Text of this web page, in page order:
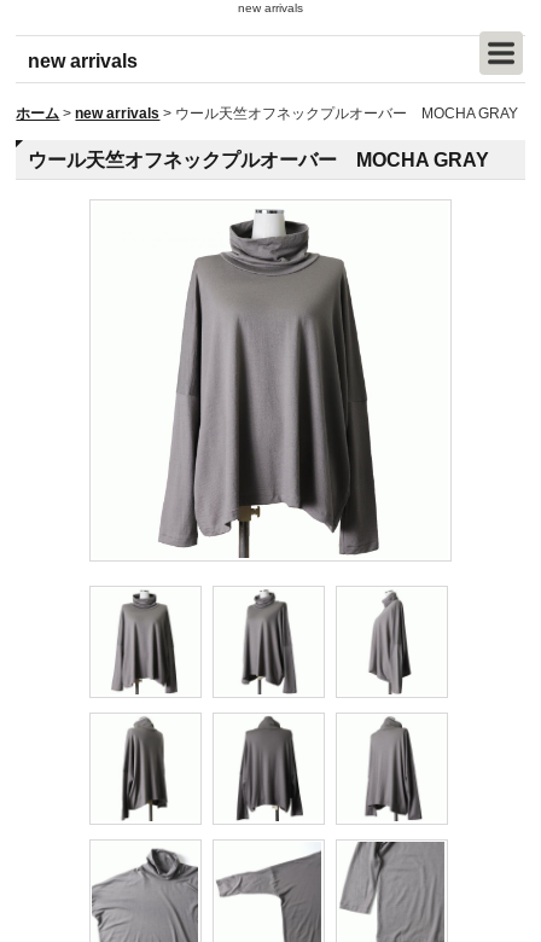
new arrivals
new arrivals
ホーム > new arrivals > ウール天竺オフネックプルオーバー MOCHA GRAY
ウール天竺オフネックプルオーバー MOCHA GRAY